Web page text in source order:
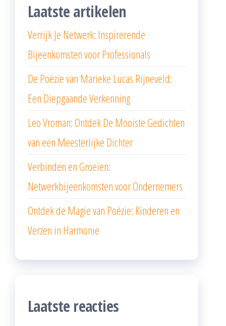
Laatste artikelen
Verrijk Je Netwerk: Inspirerende
Bijeenkomsten voor Professionals
De Poëzie van Marieke Lucas Rijneveld:
Een Diepgaande Verkenning
Leo Vroman: Ontdek De Mooiste Gedichten
van een Meesterlijke Dichter
Verbinden en Groeien:
Netwerkbijeenkomsten voor Ondernemers
Ontdek de Magie van Poëzie: Kinderen en
Verzen in Harmonie
Laatste reacties